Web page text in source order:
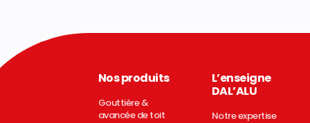
Nos produits
Gouttière &
avancée de toit
L’enseigne
DAL’ALU
Notre expertise